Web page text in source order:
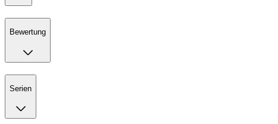
Bewertung
Serien